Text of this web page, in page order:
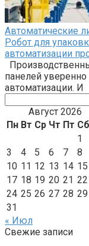
Автоматические
Робот для
автоматизации
панелей
автоматизации. И
Август 2026
Пн Вт Ср Чт Пт Сб
1
3
4 5 6 7 8
10 11 12 13 14 15
17 18 19 20 21 22
24 25 26 27 28 29
31
« Июл
Свежие записи